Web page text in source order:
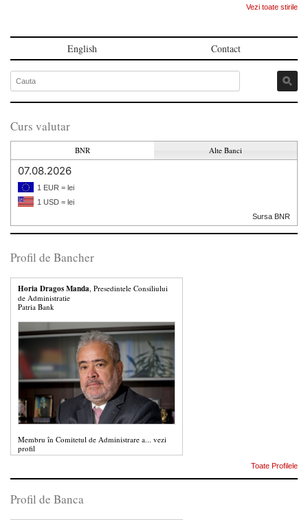
Vezi toate stirile
English Contact
Curs valutar
BNR Alte Banci
07.08.2026
1 EUR = lei
1 USD = lei
Sursa BNR
Profil de Bancher
Horia Dragos Manda , Presedintele Consiliului
de Administratie
Patria Bank
Membru în Comitetul de Administrare a... vezi
profil
Toate Profilele
Profil de Banca